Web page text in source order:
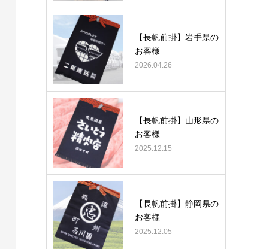
【長帆前掛】岩手県の
お客様
2026.04.26
【長帆前掛】山形県の
お客様
2025.12.15
【長帆前掛】静岡県の
お客様
2025.12.05